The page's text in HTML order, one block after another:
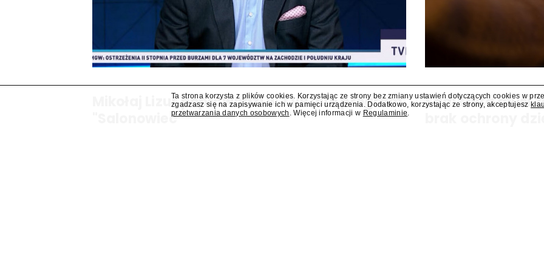
Mikołaj Lizut poprowadzi w TVP Info program
"Salonowiec"
Sąd: Meta musi
Ta strona korzysta z plików cookies. Korzystając ze strony bez zmiany ustawień dotyczących cookies w
zgadzasz się na zapisywanie ich w pamięci urządzenia. Dodatkowo, korzystając ze strony, akceptujesz
przetwarzania danych osobowych . Więcej informacji w Regulaminie.